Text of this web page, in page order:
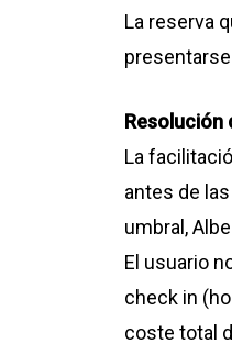
La reserva
Resolución
La
antes de
umbral,
El usuario
check in
coste total